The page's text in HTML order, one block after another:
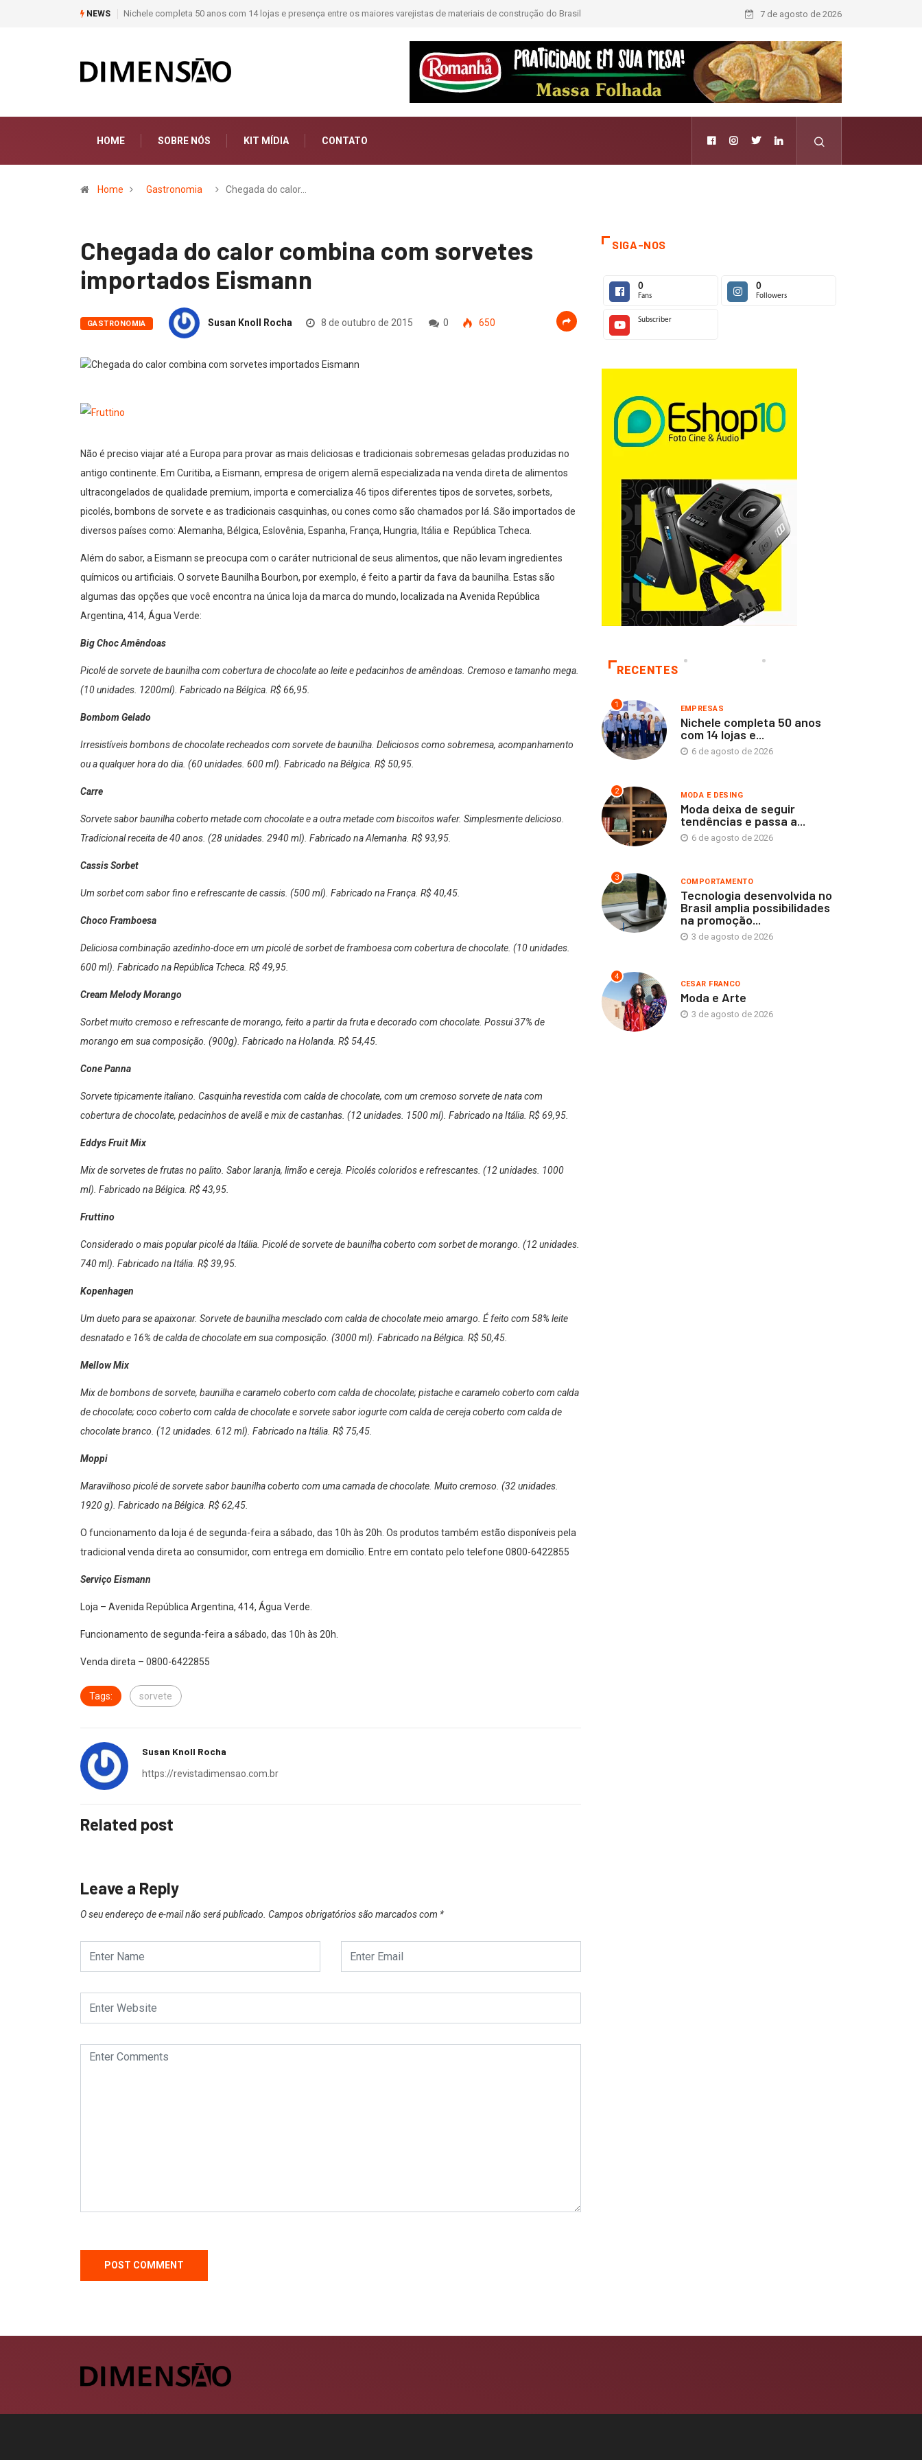
NEWS
de construção do BrasilModa deixa de seguir tendências e passa a contar histórias; Forward aposta na curadoria como novo luxo 7 de agosto de 2026
HOME SOBRE NÓS KIT MÍDIA CONTATO
Home Gastronomia Chegada do calor…
Chegada do calor combina com sorvetes
importados Eismann
GASTRONOMIA Susan Knoll Rocha 8 de outubro de 2015 0 650
Não é preciso viajar até a Europa para provar as mais deliciosas e tradicionais sobremesas geladas produzidas no
antigo continente. Em Curitiba, a Eismann, empresa de origem alemã especializada na venda direta de alimentos
ultracongelados de qualidade premium, importa e comercializa 46 tipos diferentes tipos de sorvetes, sorbets,
picolés, bombons de sorvete e as tradicionais casquinhas, ou cones como são chamados por lá. São importados de
diversos países como: Alemanha, Bélgica, Eslovênia, Espanha, França, Hungria, Itália e República Tcheca.
Além do sabor, a Eismann se preocupa com o caráter nutricional de seus alimentos, que não levam ingredientes
químicos ou artificiais. O sorvete Baunilha Bourbon, por exemplo, é feito a partir da fava da baunilha. Estas são
algumas das opções que você encontra na única loja da marca do mundo, localizada na Avenida República
Argentina, 414, Água Verde:
Big Choc Amêndoas
Picolé de sorvete de baunilha com cobertura de chocolate ao leite e pedacinhos de amêndoas. Cremoso e tamanho mega.
(10 unidades. 1200ml). Fabricado na Bélgica. R$ 66,95.
Bombom Gelado
Irresistíveis bombons de chocolate recheados com sorvete de baunilha. Deliciosos como sobremesa, acompanhamento
ou a qualquer hora do dia. (60 unidades. 600 ml). Fabricado na Bélgica. R$ 50,95.
Carre
Sorvete sabor baunilha coberto metade com chocolate e a outra metade com biscoitos wafer. Simplesmente delicioso.
Tradicional receita de 40 anos. (28 unidades. 2940 ml). Fabricado na Alemanha. R$ 93,95.
Cassis Sorbet
Um sorbet com sabor fino e refrescante de cassis. (500 ml). Fabricado na França. R$ 40,45.
Choco Framboesa
Deliciosa combinação azedinho-doce em um picolé de sorbet de framboesa com cobertura de chocolate. (10 unidades.
600 ml). Fabricado na República Tcheca. R$ 49,95.
Cream Melody Morango
Sorbet muito cremoso e refrescante de morango, feito a partir da fruta e decorado com chocolate. Possui 37% de
morango em sua composição. (900g). Fabricado na Holanda. R$ 54,45.
Cone Panna
Sorvete tipicamente italiano. Casquinha revestida com calda de chocolate, com um cremoso sorvete de nata com
cobertura de chocolate, pedacinhos de avelã e mix de castanhas. (12 unidades. 1500 ml). Fabricado na Itália. R$ 69,95.
Eddys Fruit Mix
Mix de sorvetes de frutas no palito. Sabor laranja, limão e cereja. Picolés coloridos e refrescantes. (12 unidades. 1000
ml). Fabricado na Bélgica. R$ 43,95.
Fruttino
Considerado o mais popular picolé da Itália. Picolé de sorvete de baunilha coberto com sorbet de morango. (12 unidades.
740 ml). Fabricado na Itália. R$ 39,95.
Kopenhagen
Um dueto para se apaixonar. Sorvete de baunilha mesclado com calda de chocolate meio amargo. É feito com 58% leite
desnatado e 16% de calda de chocolate em sua composição. (3000 ml). Fabricado na Bélgica. R$ 50,45.
Mellow Mix
Mix de bombons de sorvete, baunilha e caramelo coberto com calda de chocolate; pistache e caramelo coberto com calda
de chocolate; coco coberto com calda de chocolate e sorvete sabor iogurte com calda de cereja coberto com calda de
chocolate branco. (12 unidades. 612 ml). Fabricado na Itália. R$ 75,45.
Moppi
Maravilhoso picolé de sorvete sabor baunilha coberto com uma camada de chocolate. Muito cremoso. (32 unidades.
1920 g). Fabricado na Bélgica. R$ 62,45.
O funcionamento da loja é de segunda-feira a sábado, das 10h às 20h. Os produtos também estão disponíveis pela
tradicional venda direta ao consumidor, com entrega em domicílio. Entre em contato pelo telefone 0800-6422855
Serviço Eismann
Loja – Avenida República Argentina, 414, Água Verde.
Funcionamento de segunda-feira a sábado, das 10h às 20h.
Venda direta – 0800-6422855
Tags: sorvete
Susan Knoll Rocha
https://revistadimensao.com.br
Related post
Leave a Reply
O seu endereço de e-mail não será publicado. Campos obrigatórios são marcados com *
SIGA-NOS
0
Fans
0
Followers
Subscriber
RECENTES
1 EMPRESAS
Nichele completa 50 anos
com 14 lojas e...
6 de agosto de 2026
2 MODA E DESING
Moda deixa de seguir
tendências e passa a...
6 de agosto de 2026
3 COMPORTAMENTO
Tecnologia desenvolvida no
Brasil amplia possibilidades
na promoção...
3 de agosto de 2026
4
CESAR FRANCO
Moda e Arte
3 de agosto de 2026